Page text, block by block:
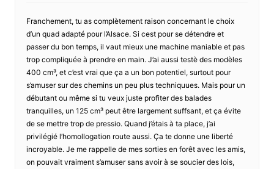
Franchement, tu as complètement raison concernant le choix
d’un quad adapté pour l’Alsace. Si cest pour se détendre et
passer du bon temps, il vaut mieux une machine maniable et pas
trop compliquée à prendre en main. J’ai aussi testè des modèles
400 cm³, et c’est vrai que ça a un bon potentiel, surtout pour
s’amuser sur des chemins un peu plus techniquues. Mais pour un
débutant ou même si tu veux juste profiter des balades
tranquilles, un 125 cm³ peut être largement suffsant, et ça évite
de se mettre trop de pressio. Quand j’étais à ta place, j’ai
privilégié l’homollogation route aussi. Ça te donne une liberté
incroyable. Je me rappelle de mes sorties en forêt avec les amis,
on pouvait vraiment s’amuser sans avoir à se soucier des lois,